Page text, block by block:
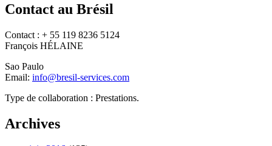
Contact au Brésil
Contact : + 55 119 8236 5124
François HÉLAINE
Sao Paulo
Email: info@bresil-services.com
Type de collaboration : Prestations.
Archives